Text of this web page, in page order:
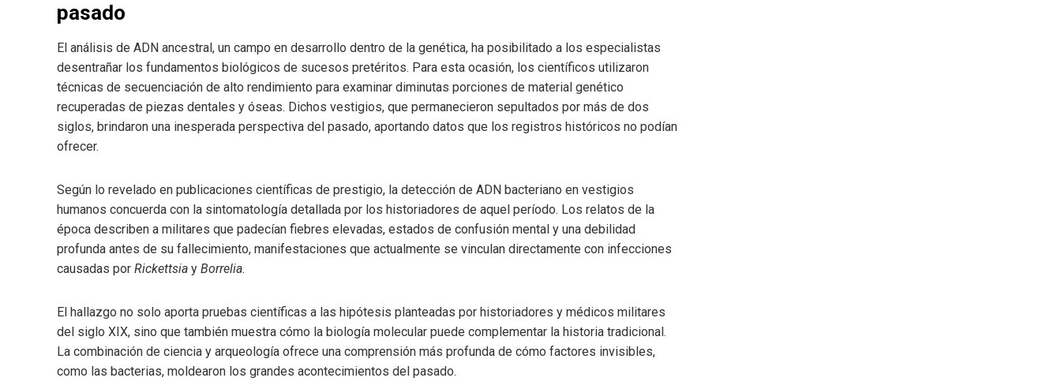
pasado
El análisis de ADN ancestral, un campo en desarrollo dentro de la genética, ha posibilitado a los especialistas
desentrañar los fundamentos biológicos de sucesos pretéritos. Para esta ocasión, los científicos utilizaron
técnicas de secuenciación de alto rendimiento para examinar diminutas porciones de material genético
recuperadas de piezas dentales y óseas. Dichos vestigios, que permanecieron sepultados por más de dos
siglos, brindaron una inesperada perspectiva del pasado, aportando datos que los registros históricos no podían
ofrecer.
Según lo revelado en publicaciones científicas de prestigio, la detección de ADN bacteriano en vestigios
humanos concuerda con la sintomatología detallada por los historiadores de aquel período. Los relatos de la
época describen a militares que padecían fiebres elevadas, estados de confusión mental y una debilidad
profunda antes de su fallecimiento, manifestaciones que actualmente se vinculan directamente con infecciones
causadas por Rickettsia y Borrelia.
El hallazgo no solo aporta pruebas científicas a las hipótesis planteadas por historiadores y médicos militares
del siglo XIX, sino que también muestra cómo la biología molecular puede complementar la historia tradicional.
La combinación de ciencia y arqueología ofrece una comprensión más profunda de cómo factores invisibles,
como las bacterias, moldearon los grandes acontecimientos del pasado.